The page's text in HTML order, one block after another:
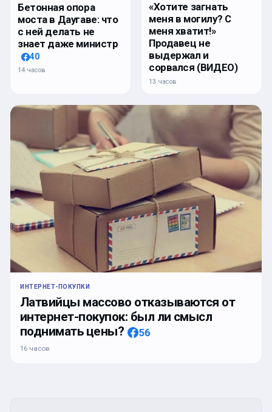
Бетонная опора
моста в Даугаве: что
с ней делать не
знает даже министр
40
14 часов
«Хотите загнать
меня в могилу? С
меня хватит!»
Продавец не
выдержал и
сорвался (ВИДЕО)
13 часов
ИНТЕРНЕТ-ПОКУПКИ
Латвийцы массово отказываются от
интернет-покупок: был ли смысл
поднимать цены?
56
16 часов